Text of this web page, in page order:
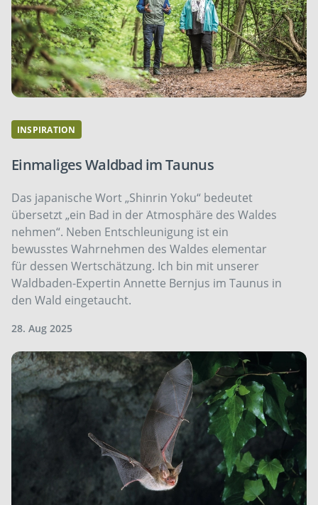
INSPIRATION
Einmaliges Waldbad im Taunus
Das japanische Wort „Shinrin Yoku“ bedeutet
übersetzt „ein Bad in der Atmosphäre des Waldes
nehmen“. Neben Entschleunigung ist ein
bewusstes Wahrnehmen des Waldes elementar
für dessen Wertschätzung. Ich bin mit unserer
Waldbaden-Expertin Annette Bernjus im Taunus in
den Wald eingetaucht.
28. Aug 2025